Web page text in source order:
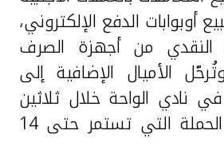
أوبوابات الدفع الإلكتروني،
النقدي من أجهزة الصرف
الأميال الإضافية إلى
نادي الواحة خلال ثلاثين
يوماً من انتهاء الحملة التي تستمر حتى 14